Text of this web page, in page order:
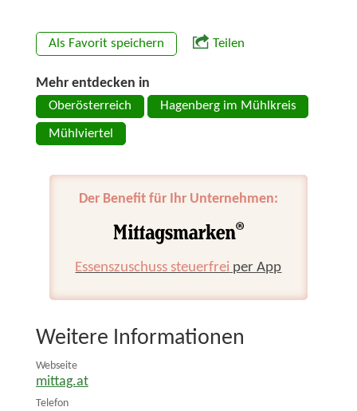
Als Favorit speichern Teilen
Mehr entdecken in
Oberösterreich Hagenberg im Mühlkreis
Mühlviertel
Der Benefit für Ihr Unternehmen:
Essenszuschuss steuerfrei per App
Weitere Informationen
Webseite
mittag.at
Telefon